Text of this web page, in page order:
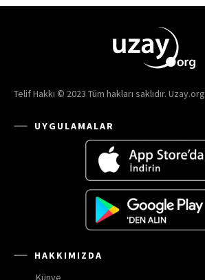
Telif Hakkı © 2023 Tüm hakları saklıdır. Uzay.org
UYGULAMALAR
HAKKIMIZDA
Künye